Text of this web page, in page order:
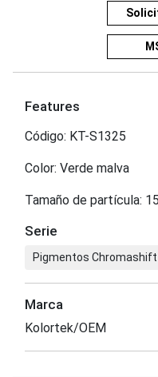
Features
Código: KT-S1325
Color: Verde malva
Tamaño de partícula:
Serie
Pigmentos Chromashift
Marca
Kolortek/OEM